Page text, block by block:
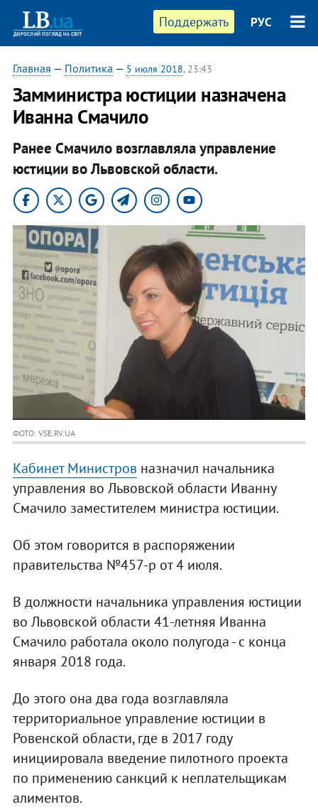
Поддержать РУС
Главная — Политика — 5 июля 2018, 23:43
Замминистра юстиции назначена
Иванна Смачило
Ранее Смачило возглавляла управление
юстиции во Львовской области.
ФОТО: VSE.RV.UA
Кабинет Министров назначил начальника
управления во Львовской области Иванну
Смачило заместителем министра юстиции.
Об этом говорится в распоряжении
правительства №457-р от 4 июля.
В должности начальника управления юстиции
во Львовской области 41-летняя Иванна
Смачило работала около полугода - с конца
января 2018 года.
До этого она два года возглавляла
территориальное управление юстиции в
Ровенской области, где в 2017 году
инициировала введение пилотного проекта
по применению санкций к неплательщикам
алиментов.